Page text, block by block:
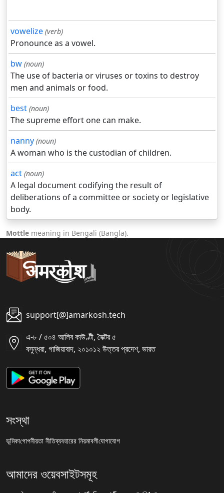
vowelize (verb)
Pronounce as a vowel.
bw (noun)
The use of bacteria or viruses or toxins to destroy
men and animals or food.
best (noun)
The supreme effort one can make.
nanny (noun)
A woman who is the custodian of children.
act (noun)
A legal document codifying the result of
deliberations of a committee or society or legislative
body.
Mottle meaning in Bengali (Bangla).
support[@]amarkosh.tech
এ-৮ / ৫০৪ আলিব কাউণ্টী, সৈক্টর ৫
বসুন্ধরা, গাজিয়াবাদ, ২০১০১২ উত্তর প্রদেশ, ভারত
সংস্থা
ভূমিকাগোপনীয়তা নীতিব্যবহারের নিয়মাবলীযোগাযোগ
আমাদের ওয়েবসাইটসমূহ